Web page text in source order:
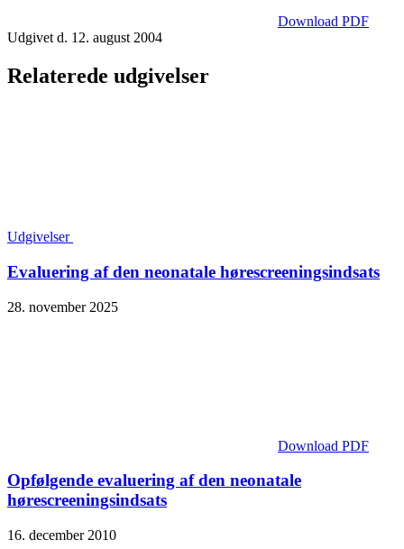
Download PDF
Udgivet d. 12. august 2004
Relaterede udgivelser
Udgivelser
Evaluering af den neonatale hørescreeningsindsats
28. november 2025
Download PDF
Opfølgende evaluering af den neonatale
hørescreeningsindsats
16. december 2010